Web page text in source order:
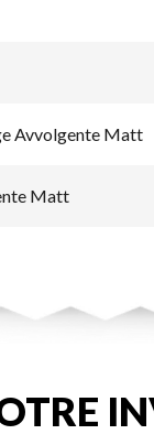
Avvolgente Matt
Matt